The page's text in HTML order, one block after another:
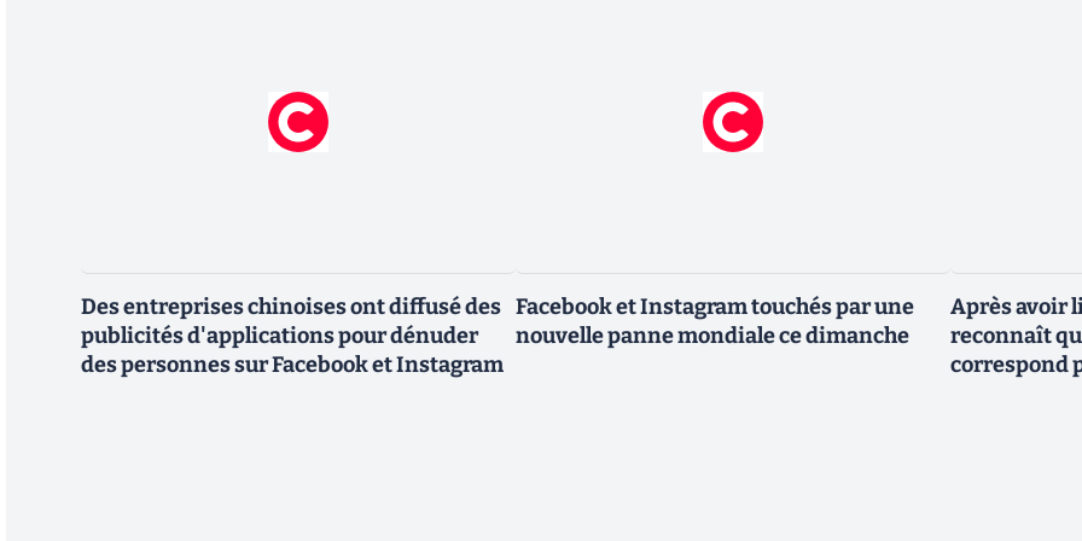
Des entreprises chinoises ont diffusé des
publicités d'applications pour dénuder
des personnes sur Facebook et Instagram
Facebook et Instagram touchés par une
nouvelle panne mondiale ce dimanche
Après avoir
reconnaît
correspond